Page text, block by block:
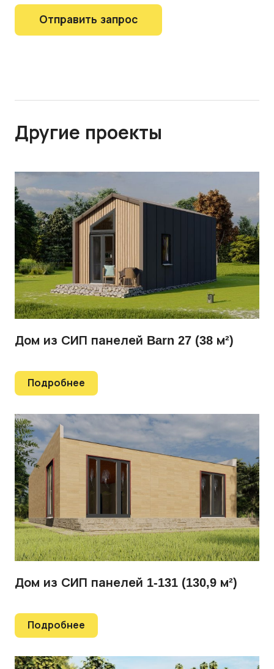
Отправить запрос
Другие проекты
Дом из СИП панелей Barn 27 (38 м²)
Подробнее
Дом из СИП панелей 1-131 (130,9 м²)
Подробнее